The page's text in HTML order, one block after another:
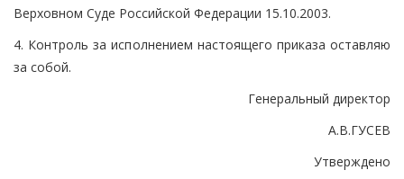
Верховном Суде Российской Федерации 15.10.2003.
4. Контроль за исполнением настоящего приказа оставляю
за собой.
Генеральный директор
А.В.ГУСЕВ
Утверждено